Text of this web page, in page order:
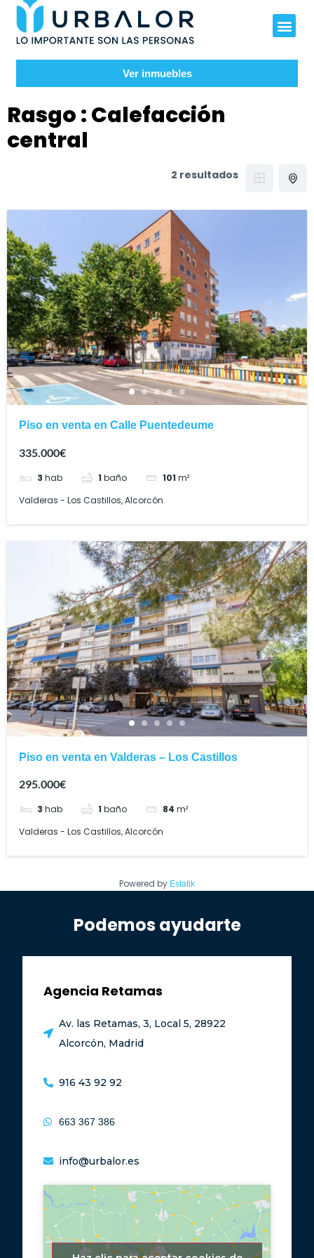
Ver inmuebles
Rasgo :Calefacción
central
2 resultados
Piso en venta en Calle Puentedeume
335.000€
3 hab 1 baño 101 m²
Valderas - Los Castillos, Alcorcón
Piso en venta en Valderas – Los Castillos
295.000€
3 hab 1 baño 84 m²
Valderas - Los Castillos, Alcorcón
Powered by Estatik
Podemos ayudarte
Agencia Retamas
Av. las Retamas, 3, Local 5, 28922
Alcorcón, Madrid
916 43 92 92
663 367 386
info@urbalor.es